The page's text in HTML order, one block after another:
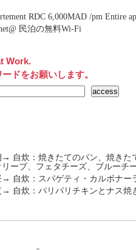
RDC 6,000MAD /pm Entire
民泊の無料Wi-Fi
Work.
ドをお願いします。
→ 自炊：焼きたてのパン、焼きた
リーブ、フェタチーズ、ブルーチ
→ 自炊：スパゲティ・カルボナー
→ 自炊：パリパリチキンとナス焼